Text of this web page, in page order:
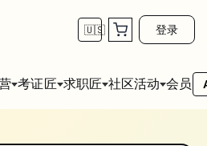
🇺🇸 登录
考证匠 求职匠 社区活动 会员
解】什么是高薪的